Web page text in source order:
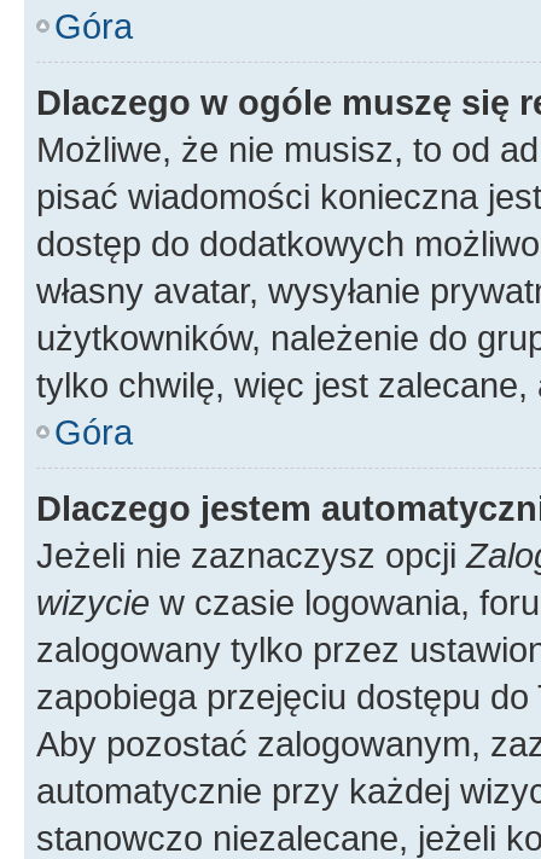
Góra
Dlaczego w ogóle muszę się
Możliwe, że nie musisz, to od
pisać wiadomości konieczna
dostęp do dodatkowych
własny avatar, wysyłanie
użytkowników, należenie do
tylko chwilę, więc jest zalecane,
Góra
Dlaczego jestem
Jeżeli nie zaznaczysz opcji
wizycie w czasie logowania,
zalogowany tylko przez
zapobiega przejęciu dostępu
Aby pozostać zalogowanym,
automatycznie przy każdej
stanowczo niezalecane, jeżeli